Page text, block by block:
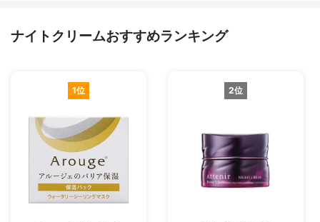
ナイトクリームおすすめランキング
1位 2位